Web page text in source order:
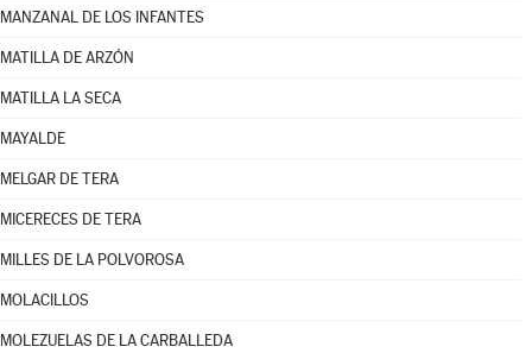
MANZANAL DE LOS INFANTES
MATILLA DE ARZÓN
MATILLA LA SECA
MAYALDE
MELGAR DE TERA
MICERECES DE TERA
MILLES DE LA POLVOROSA
MOLACILLOS
MOLEZUELAS DE LA CARBALLEDA